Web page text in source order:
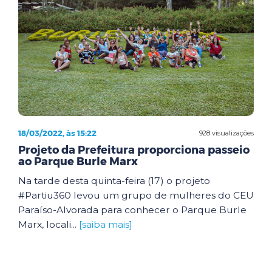
928 visualizações
18/03/2022, às 15:22
Projeto da Prefeitura proporciona passeio
ao Parque Burle Marx
Na tarde desta quinta-feira (17) o projeto
#Partiu360 levou um grupo de mulheres do CEU
Paraíso-Alvorada para conhecer o Parque Burle
Marx, locali... [saiba mais]